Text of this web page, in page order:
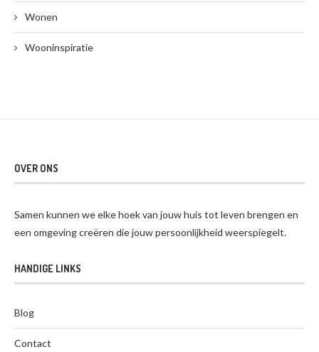
Wonen
Wooninspiratie
OVER ONS
Samen kunnen we elke hoek van jouw huis tot leven brengen en
een omgeving creëren die jouw persoonlijkheid weerspiegelt.
HANDIGE LINKS
Blog
Contact